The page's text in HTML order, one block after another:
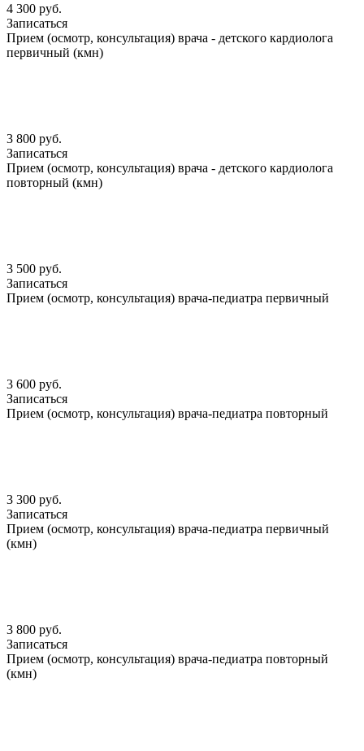
4 300 руб.
Записаться
Прием (осмотр, консультация) врача - детского кардиолога
первичный (кмн)
3 800 руб.
Записаться
Прием (осмотр, консультация) врача - детского кардиолога
повторный (кмн)
3 500 руб.
Записаться
Прием (осмотр, консультация) врача-педиатра первичный
3 600 руб.
Записаться
Прием (осмотр, консультация) врача-педиатра повторный
3 300 руб.
Записаться
Прием (осмотр, консультация) врача-педиатра первичный
(кмн)
3 800 руб.
Записаться
Прием (осмотр, консультация) врача-педиатра повторный
(кмн)